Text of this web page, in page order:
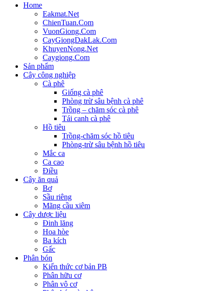
Home
Eakmat.Net
ChienTuan.Com
VuonGiong.Com
CayGiongDakLak.Com
KhuyenNong.Net
Caygiong.Com
Sản phẩm
Cây công nghiệp
Cà phê
Giống cà phê
Phòng trừ sâu bệnh cà phê
Trồng – chăm sóc cà phê
Tái canh cà phê
Hồ tiêu
Trồng-chăm sóc hồ tiêu
Phòng-trừ sâu bệnh hồ tiêu
Mắc ca
Ca cao
Điều
Cây ăn quả
Bơ
Sầu riêng
Mãng cầu xiêm
Cây dược liệu
Đinh lăng
Hoa hòe
Ba kích
Gấc
Phân bón
Kiến thức cơ bản PB
Phân hữu cơ
Phân vô cơ